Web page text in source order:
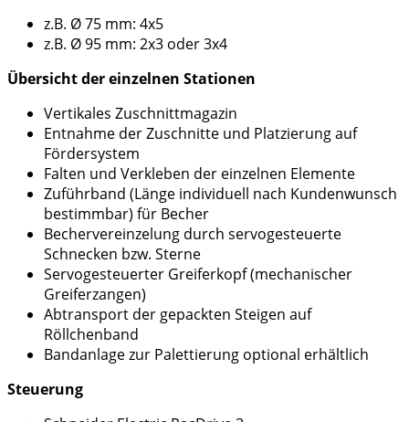
z.B. Ø 75 mm: 4x5
z.B. Ø 95 mm: 2x3 oder 3x4
Übersicht der einzelnen Stationen
Vertikales Zuschnittmagazin
Entnahme der Zuschnitte und Platzierung auf
Fördersystem
Falten und Verkleben der einzelnen Elemente
Zuführband (Länge individuell nach Kundenwunsch
bestimmbar) für Becher
Bechervereinzelung durch servogesteuerte
Schnecken bzw. Sterne
Servogesteuerter Greiferkopf (mechanischer
Greiferzangen)
Abtransport der gepackten Steigen auf
Röllchenband
Bandanlage zur Palettierung optional erhältlich
Steuerung